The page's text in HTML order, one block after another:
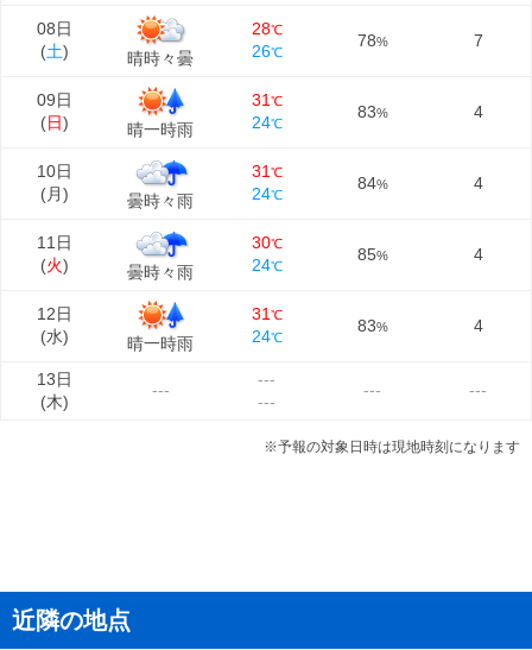
08日
(土) 晴時々曇
28℃
26℃
78% 7
09日
(日) 晴一時雨
31 ℃
24℃
83% 4
10日
(月) 曇時々雨
31 ℃
24℃
84% 4
11日
(火) 曇時々雨
30℃
24℃
85% 4
12日
(水) 晴一時雨
31 ℃
24℃
83% 4
13日
(木)
---
---
---
--- ---
※予報の対象日時は現地時刻になります
近隣の地点